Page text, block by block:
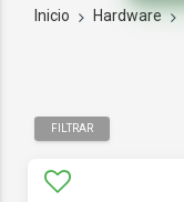
Inicio Hardware
FILTRAR